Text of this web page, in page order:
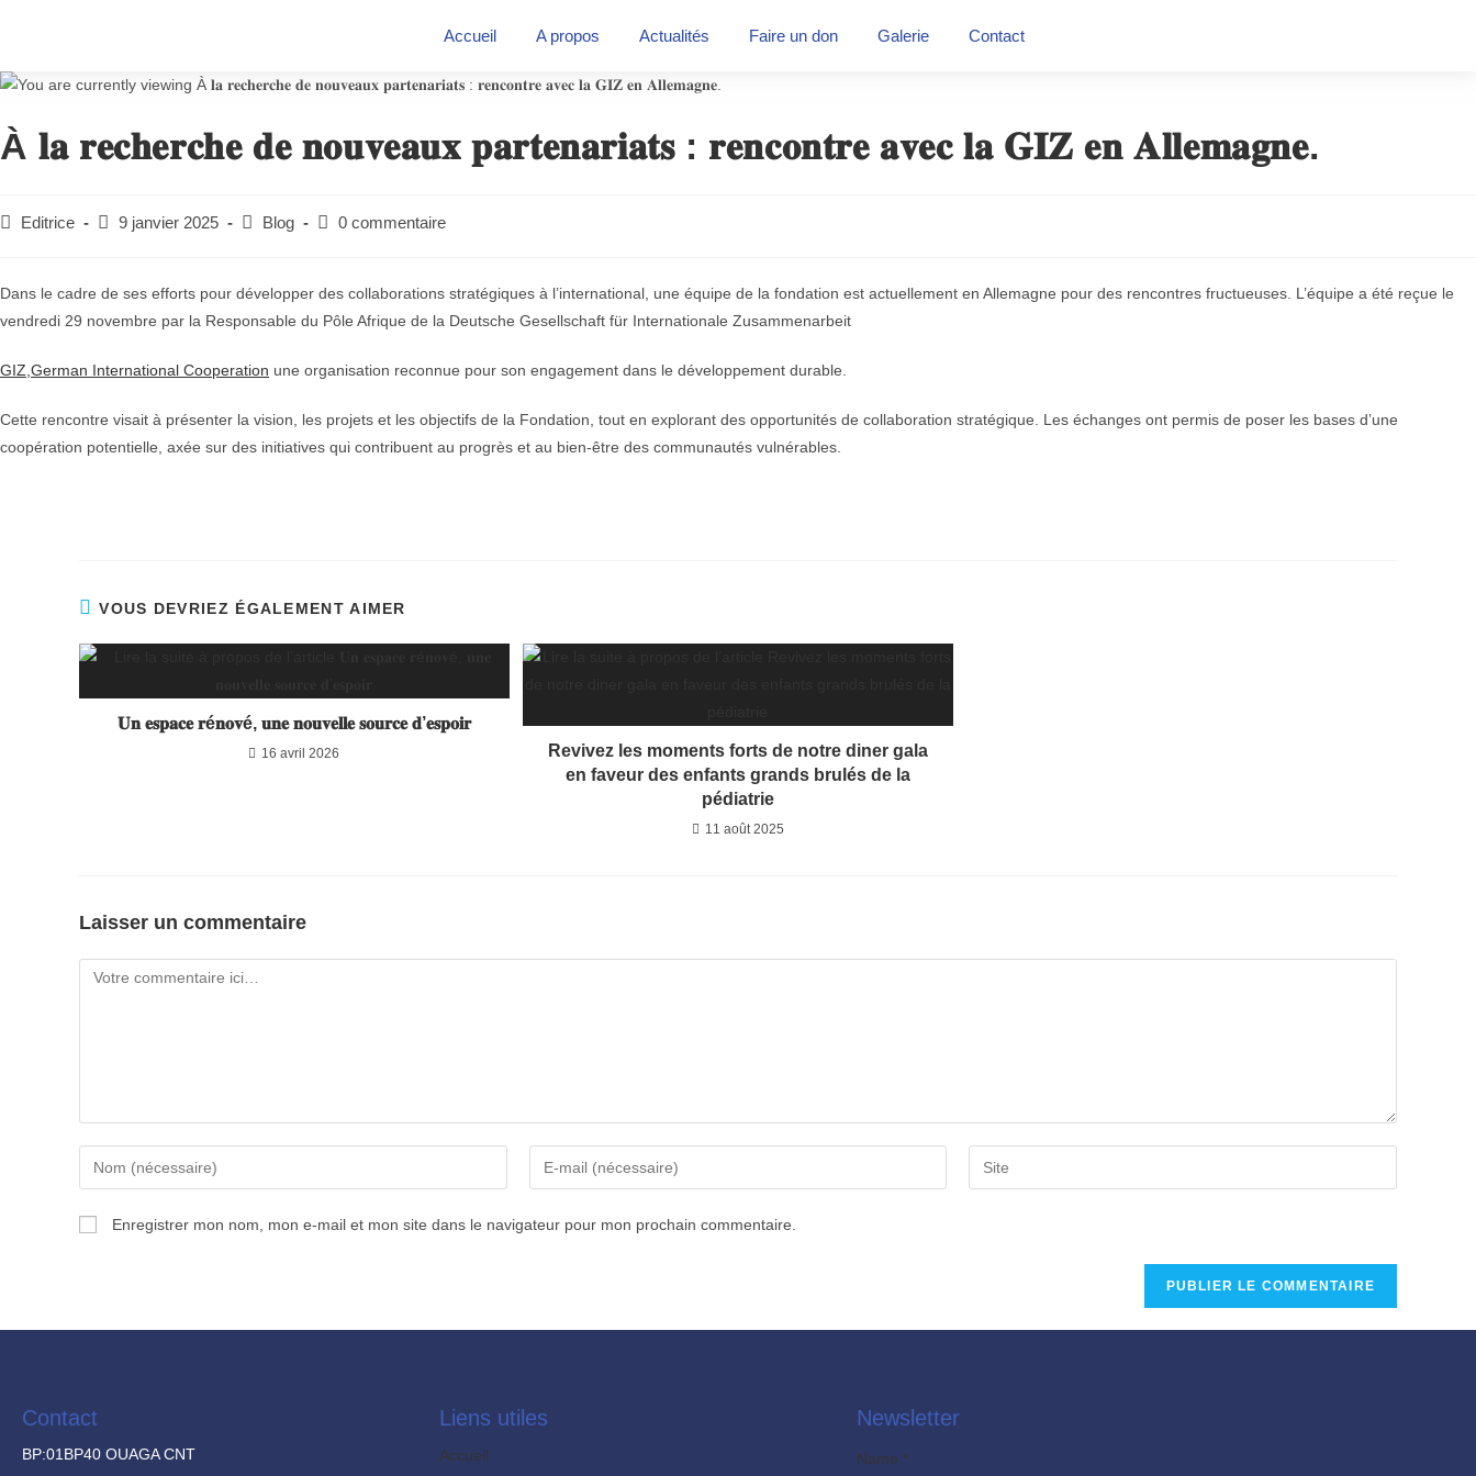
Accueil A propos Actualités Faire un don Galerie Contact
À 𝐥𝐚 𝐫𝐞𝐜𝐡𝐞𝐫𝐜𝐡𝐞 𝐝𝐞 𝐧𝐨𝐮𝐯𝐞𝐚𝐮𝐱 𝐩𝐚𝐫𝐭𝐞𝐧𝐚𝐫𝐢𝐚𝐭𝐬 : 𝐫𝐞𝐧𝐜𝐨𝐧𝐭𝐫𝐞 𝐚𝐯𝐞𝐜 𝐥𝐚 𝐆𝐈𝐙 𝐞𝐧 𝐀𝐥𝐥𝐞𝐦𝐚𝐠𝐧𝐞.
Editrice 9 janvier 2025 Blog 0 commentaire
Dans le cadre de ses efforts pour développer des collaborations stratégiques à l’international, une équipe de la fondation est actuellement en Allemagne pour des rencontres fructueuses. L’équipe a été reçue le
vendredi 29 novembre par la Responsable du Pôle Afrique de la Deutsche Gesellschaft für Internationale Zusammenarbeit
GIZ,German International Cooperation une organisation reconnue pour son engagement dans le développement durable.
Cette rencontre visait à présenter la vision, les projets et les objectifs de la Fondation, tout en explorant des opportunités de collaboration stratégique. Les échanges ont permis de poser les bases d’une
coopération potentielle, axée sur des initiatives qui contribuent au progrès et au bien-être des communautés vulnérables.
VOUS DEVRIEZ ÉGALEMENT AIMER
𝐔𝐧 𝐞𝐬𝐩𝐚𝐜𝐞 𝐫é𝐧𝐨𝐯é, 𝐮𝐧𝐞 𝐧𝐨𝐮𝐯𝐞𝐥𝐥𝐞 𝐬𝐨𝐮𝐫𝐜𝐞 𝐝’𝐞𝐬𝐩𝐨𝐢𝐫
16 avril 2026
Revivez les moments forts de notre diner gala
en faveur des enfants grands brulés de la
pédiatrie
11 août 2025
Laisser un commentaire
Enregistrer mon nom, mon e-mail et mon site dans le navigateur pour mon prochain commentaire.
Contact
BP:01BP40 OUAGA CNT
Liens utiles
Accueil
Newsletter
E
Name *